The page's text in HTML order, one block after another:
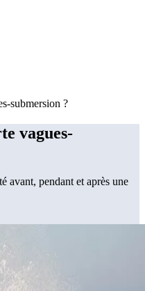
submersion ?
vagues-
avant, pendant et après une